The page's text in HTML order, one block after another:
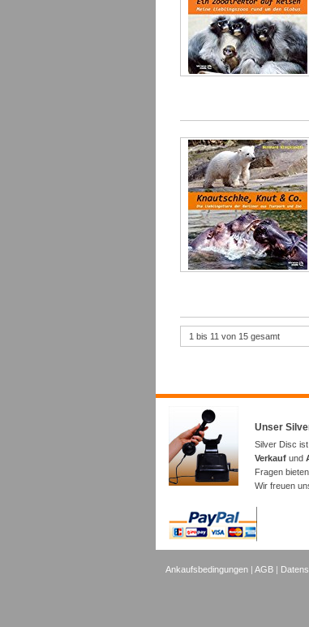
1 bis 11 von 15 gesamt
Unser
Silver Disc
Verkauf und
Fragen
Wir freuen
Ankaufsbedingungen| AGB|